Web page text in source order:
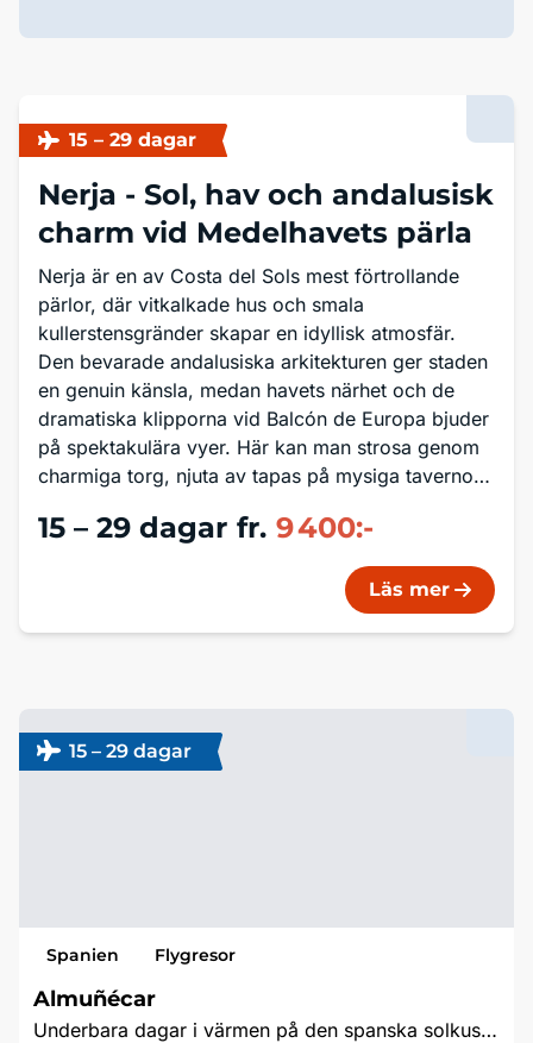
15 – 29 dagar
Nerja - Sol, hav och andalusisk
charm vid Medelhavets pärla
Nerja är en av Costa del Sols mest förtrollande
pärlor, där vitkalkade hus och smala
kullerstensgränder skapar en idyllisk atmosfär.
Den bevarade andalusiska arkitekturen ger staden
en genuin känsla, medan havets närhet och de
dramatiska klipporna vid Balcón de Europa bjuder
på spektakulära vyer. Här kan man strosa genom
charmiga torg, njuta av tapas på mysiga tavernor
uråldriga målningar.
15 – 29 dagar fr. 9 400:-
Läs mer
15 – 29 dagar
Spanien Flygresor
Almuñécar
Underbara dagar i värmen på den spanska solkusten